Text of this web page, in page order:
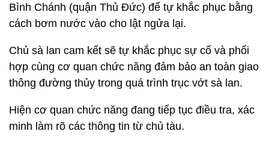
Bình Chánh (quận Thủ Đức) để tự khắc phục bằng
cách bơm nước vào cho lật ngửa lại.
Chủ sà lan cam kết sẽ tự khắc phục sự cố và phối
hợp cùng cơ quan chức năng đảm bảo an toàn giao
thông đường thủy trong quá trình trục vớt sà lan.
Hiện cơ quan chức năng đang tiếp tục điều tra, xác
minh làm rõ các thông tin từ chủ tàu.